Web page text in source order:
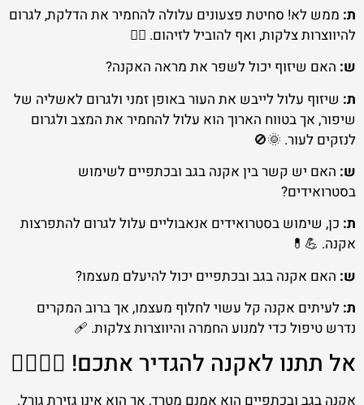
ת: ממש לא! סחיטת פצעונים עלולה להחמיר את הדלקת, לגרום
להיווצרות צלקות, ואף להוביל לזיהום. 🙅‍♀️
ש: האם שיזוף יכול לשפר את מראה האקנה?
ת: שיזוף עלול לייבש את העור באופן זמני ולגרום לאשליה של
שיפור, אך בטווח הארוך הוא עלול להחמיר את המצב ולגרום
לנזקים לעור. 🌞🚫
ש: האם יש קשר בין אקנה בגב ובכתפיים לשימוש
בסטרואידים?
ת: כן, שימוש בסטרואידים אנאבוליים עלול לגרום להתפרצות
אקנה. 💪💊
ש: האם אקנה בגב ובכתפיים יכול להיעלם מעצמו?
ת: לעיתים אקנה קל עשוי לחלוף מעצמו, אך ברוב המקרים
נדרש טיפול כדי למנוע החמרה והיווצרות צלקות. 🩹
אל תתנו לאקנה להגדיר אתכם! 🙅‍♀️🙅‍♂️
אקנה בגב ובכתפיים הוא אמנם מטרד, אך הוא אינו גזירת גורל.